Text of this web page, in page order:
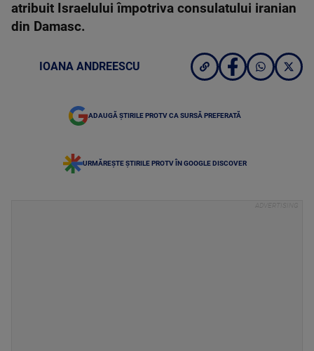
atribuit Israelului împotriva consulatului iranian
din Damasc.
IOANA ANDREESCU
ADAUGĂ ȘTIRILE PROTV CA SURSĂ PREFERATĂ
URMĂREȘTE ȘTIRILE PROTV ÎN GOOGLE DISCOVER